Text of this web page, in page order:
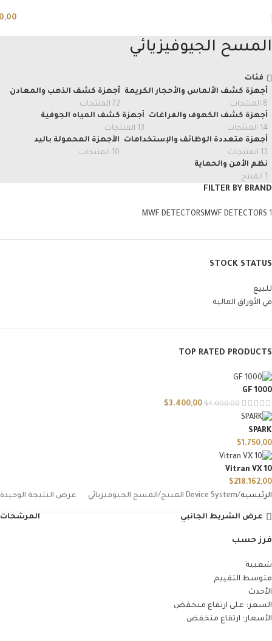
المسح الجيوفيزيائي
فئات
أجهزة كشف الألماس والأحجار الكريمة
8 المنتجات
أجهزة كشف الذهب والمعادن
72 المنتجات
أجهزة كشف الكهوف والفراغات
14 المنتجات
أجهزة كشف المياه الجوفية
13 المنتجات
أجهزة متعددة الوظائف والإستخدامات
13 المنتجات
الأجهزة المحمولة باليد
10 المنتجات
نظم الأمن والحماية
1 المنتج
FILTER BY BRAND
MWF DETECTORSMWF DETECTORS 1
STOCK STATUS
للبيع
في الأوراق المالية
TOP RATED PRODUCTS
GF 1000
$4.000,00
$3.400,00
SPARK
$1.750,00
Vitran VX 10
$218.162,00
الرئيسية Device System المنتج المسح الجيوفيزيائي عرض النتيجة الوحيدة
عرض الشريط الجانبي المرشحات
فرز حسب
شعبية
متوسط التقييم
الأحدث
السعر: على ارتفاع منخفض
الأسعار: ارتفاع منخفض